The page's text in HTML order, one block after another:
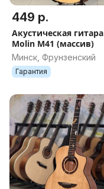
449 р.
Акустическая гитара
Molin M41 (массив)
Минск, Фрунзенский
Гарантия